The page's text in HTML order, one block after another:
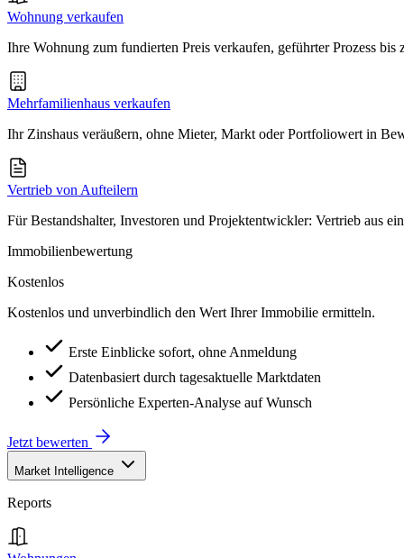
Wohnung verkaufen
Ihre Wohnung zum fundierten Preis verkaufen, geführter Prozess bis
Mehrfamilienhaus verkaufen
Ihr Zinshaus veräußern, ohne Mieter, Markt oder Portfoliowert in
Vertrieb von Aufteilern
Für Bestandshalter, Investoren und Projektentwickler: Vertrieb aus
Immobilienbewertung
Kostenlos
Kostenlos und unverbindlich den Wert Ihrer Immobilie ermitteln.
Erste Einblicke sofort, ohne Anmeldung
Datenbasiert durch tagesaktuelle Marktdaten
Persönliche Experten-Analyse auf Wunsch
Jetzt bewerten
Market Intelligence
Reports